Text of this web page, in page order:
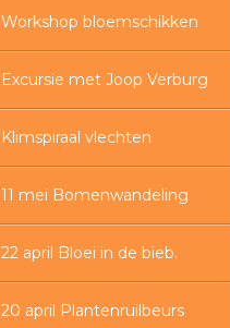
Workshop bloemschikken
Excursie met Joop Verburg
Klimspiraal vlechten
11 mei Bomenwandeling
22 april Bloei in de bieb.
20 april Plantenruilbeurs